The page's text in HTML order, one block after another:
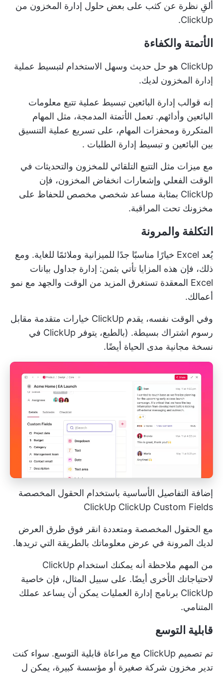
ألقِ نظرة عن كثب على بعض حلول إدارة المخزون من
ClickUp.
الأتمتة والكفاءة
ClickUp هو حل حديث وسهل الاستخدام لتبسيط عملية
إدارة المخزون لديك.
إنه قوالب إدارة البائعين تبسيط عملية تتبع معلومات
البائعين وأدائهم. تعمل الأتمتة المدمجة، مثل المهام
المتكررة ومحفزات المهام، على تسريع عملية التنسيق
بين البائعين و تبسيط إدارة الطلبات .
مع ميزات مثل التتبع التلقائي للمخزون والتحديثات في
الوقت الفعلي وإشعارات انخفاض المخزون، فإن
ClickUp بمثابة مساعد شخصي مخصص للحفاظ على
مخزونك تحت المراقبة.
التكلفة والمرونة
يُعد Excel خيارًا مناسبًا جدًا للميزانية وملائمًا للغاية. ومع
ذلك، فإن هذه المزايا تأتي بثمن: إدارة جداول بيانات
Excel المعقدة تستغرق المزيد من الوقت والجهد مع نمو
أعمالك.
وفي الوقت نفسه، يقدم ClickUp خيارات متقدمة مقابل
رسوم اشتراك بسيطة. (بالطبع، يتوفر ClickUp في
نسخة مجانية مدى الحياة أيضًا.
إضافة التفاصيل الأساسية باستخدام الحقول المخصصة
ClickUp ClickUp Custom Fields
مع الحقول المخصصة ومتعددة انقر فوق طرق العرض
لديك المرونة في عرض معلوماتك بالطريقة التي تريدها.
من المهم ملاحظة أنه يمكنك استخدام ClickUp
لاحتياجاتك الأخرى أيضًا. على سبيل المثال، فإن خاصية
ClickUp برنامج إدارة العمليات يمكن أن يساعد عملك
المتنامي.
قابلية التوسع
تم تصميم ClickUp مع مراعاة قابلية التوسع. سواء كنت
تدير مخزون شركة صغيرة أو مؤسسة كبيرة، يمكن ل